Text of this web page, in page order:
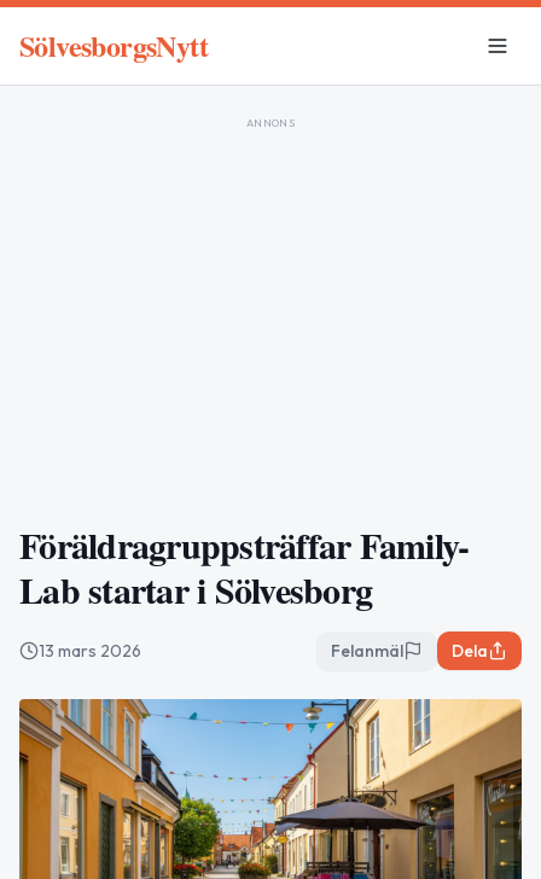
SölvesborgsNytt
ANNONS
Föräldragruppsträffar Family-
Lab startar i Sölvesborg
13 mars 2026 Felanmäl Dela